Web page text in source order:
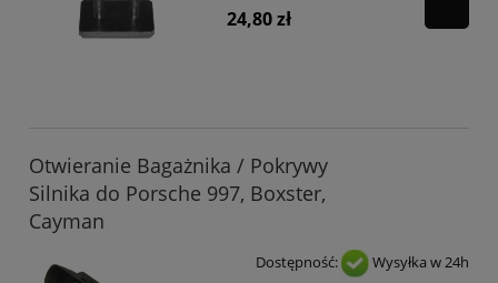
24,80 zł
Otwieranie Bagażnika / Pokrywy
Silnika do Porsche 997, Boxster,
Cayman
Dostępność: Wysyłka w 24h